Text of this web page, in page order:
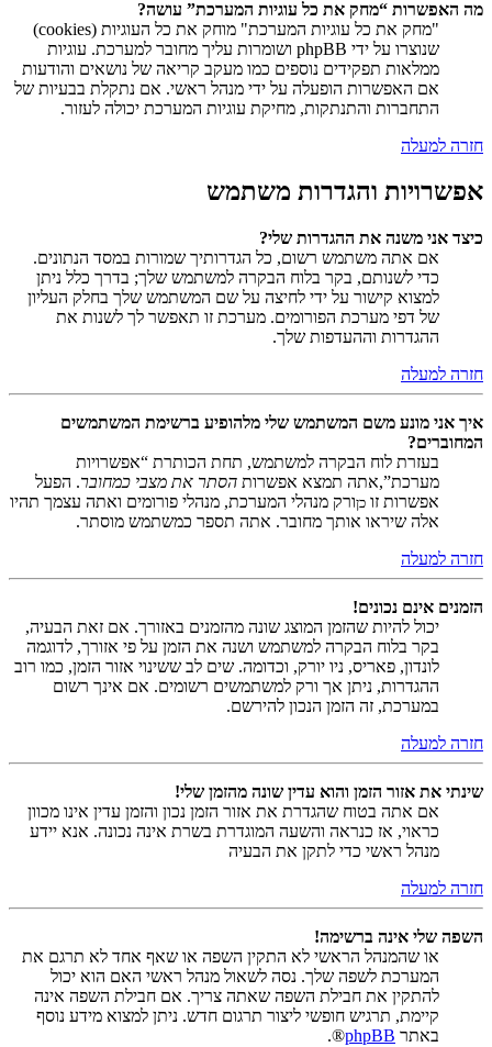
מה האפשרות “מחק את כל עוגיות המערכת” עושה?
"מחק את כל עוגיות המערכת" מוחק את כל העוגיות (cookies)
שנוצרו על ידי phpBB ושומרות עליך מחובר למערכת. עוגיות
ממלאות תפקידים נוספים כמו מעקב קריאה של נושאים והודעות
אם האפשרות הופעלה על ידי מנהל ראשי. אם נתקלת בבעיות של
התחברות והתנתקות, מחיקת עוגיות המערכת יכולה לעזור.
חזרה למעלה
אפשרויות והגדרות משתמש
כיצד אני משנה את ההגדרות שלי?
אם אתה משתמש רשום, כל הגדרותיך שמורות במסד הנתונים.
כדי לשנותם, בקר בלוח הבקרה למשתמש שלך; בדרך כלל ניתן
למצוא קישור על ידי לחיצה על שם המשתמש שלך בחלק העליון
של דפי מערכת הפורומים. מערכת זו תאפשר לך לשנות את
ההגדרות וההעדפות שלך.
חזרה למעלה
איך אני מונע משם המשתמש שלי מלהופיע ברשימת המשתמשים
המחוברים?
בעזרת לוח הבקרה למשתמש, תחת הכותרת “אפשרויות
מערכת”,אתה תמצא אפשרות הסתר את מצבי כמחובר. הפעל
אפשרות זו כןורק מנהלי המערכת, מנהלי פורומים ואתה עצמך תהיו
אלה שיראו אותך מחובר. אתה תספר כמשתמש מוסתר.
חזרה למעלה
הזמנים אינם נכונים!
יכול להיות שהזמן המוצג שונה מהזמנים באזורך. אם זאת הבעיה,
בקר בלוח הבקרה למשתמש ושנה את הזמן על פי אזורך, לדוגמה
לונדון, פאריס, ניו יורק, וכדומה. שים לב ששינוי אזור הזמן, כמו רוב
ההגדרות, ניתן אך ורק למשתמשים רשומים. אם אינך רשום
במערכת, זה הזמן הנכון להירשם.
חזרה למעלה
שינתי את אזור הזמן והוא עדין שונה מהזמן שלי!
אם אתה בטוח שהגדרת את אזור הזמן נכון והזמן עדין אינו מכוון
כראוי, אז כנראה והשעה המוגדרת בשרת אינה נכונה. אנא יידע
מנהל ראשי כדי לתקן את הבעיה
חזרה למעלה
השפה שלי אינה ברשימה!
או שהמנהל הראשי לא התקין השפה או שאף אחד לא תרגם את
המערכת לשפה שלך. נסה לשאול מנהל ראשי האם הוא יכול
להתקין את חבילת השפה שאתה צריך. אם חבילת השפה אינה
קיימת, תרגיש חופשי ליצור תרגום חדש. ניתן למצוא מידע נוסף
באתר phpBB
®.